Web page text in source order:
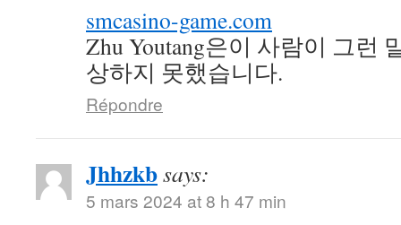
smcasino-game.com
Zhu Youtang은이 사람이 그런
상하지 못했습니다.
Répondre
Jhhzkbsays:
5 mars 2024 at 8 h 47 min